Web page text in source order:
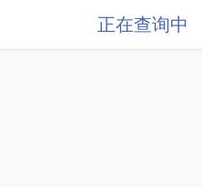
正在查询中